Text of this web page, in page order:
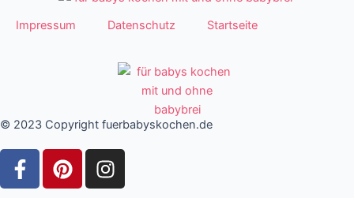
Impressum Datenschutz Startseite
© 2023 Copyright fuerbabyskochen.de
F
a
P
i
I
n